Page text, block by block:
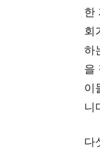
한
회
하
을
이
니
다